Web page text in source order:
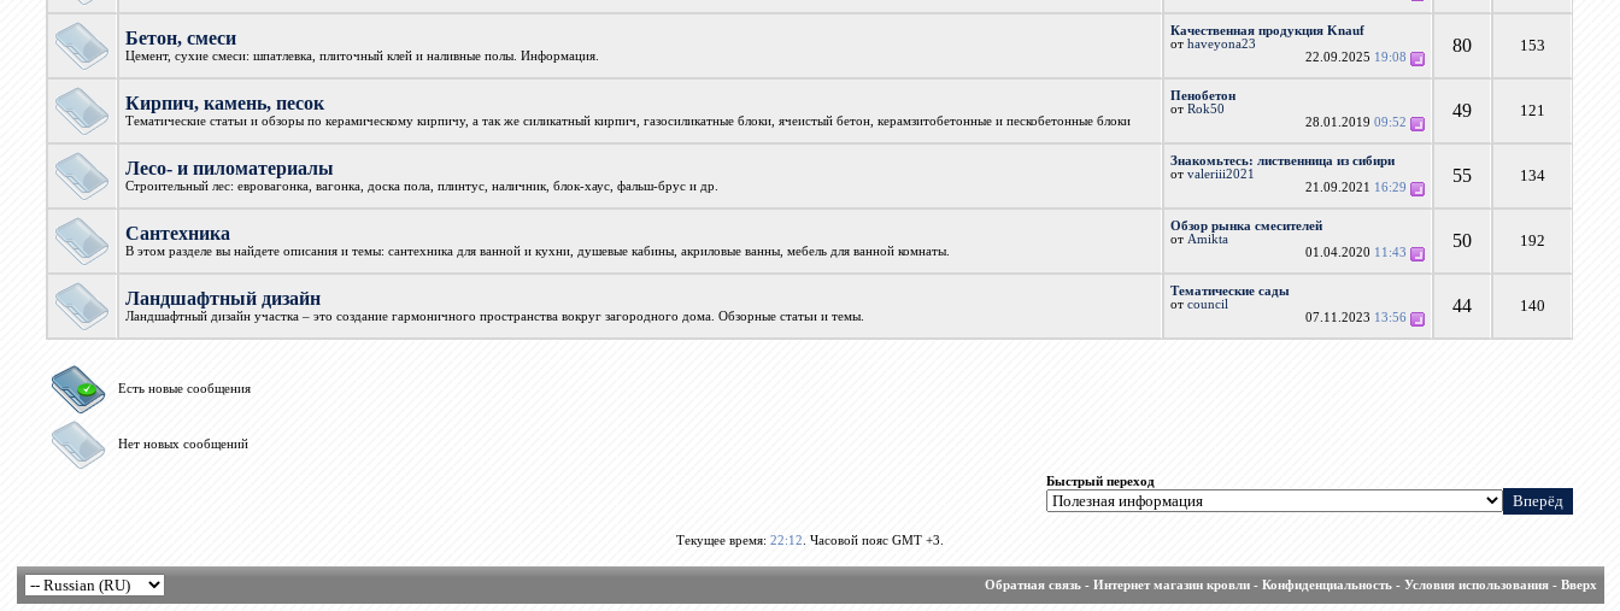
Бетон, смеси
Цемент, сухие смеси: шпатлевка, плиточный клей и наливные полы. Информация.
Качественная продукция Knauf
отhaveyona23
22.09.2025 19:08
80 153
Кирпич, камень, песок
Тематические статьи и обзоры по керамическому кирпичу, а так же силикатный кирпич, газосиликатные блоки, ячеистый бетон, керамзитобетонные и пескобетонные блоки
Пенобетон
отRok50
28.01.201909:52
49 121
Лесо- и пиломатериалы
Строительный лес: евровагонка, вагонка, доска пола, плинтус, наличник, блок-хаус, фальш-брус и др.
Знакомьтесь: лиственница из сибири
отvaleriii2021
21.09.2021 16:29
55 134
Сантехника
В этом разделе вы найдете описания и темы: сантехника для ванной и кухни, душевые кабины, акриловые ванны, мебель для ванной комнаты.
Обзор рынка смесителей
от Amikta
01.04.2020 11:43
50 192
Ландшафтный дизайн
Ландшафтный дизайн участка – это создание гармоничного пространства вокруг загородного дома. Обзорные статьи и темы.
Тематические сады
отcouncil
07.11.2023 13:56
44 140
Есть новые сообщения
Нет новых сообщений
Быстрый переход
Текущее время: 22:12 . Часовой пояс GMT +3.
Обратная связь- Интернет магазин кровли- Конфиденциальность- Условия использования- Вверх